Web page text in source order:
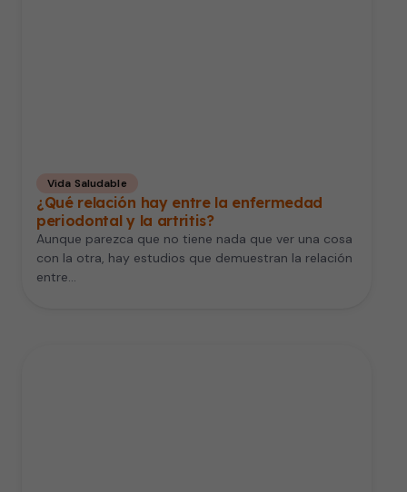
Vida Saludable
¿Qué relación hay entre la enfermedad
periodontal y la artritis?
Aunque parezca que no tiene nada que ver una cosa
con la otra, hay estudios que demuestran la relación
entre…